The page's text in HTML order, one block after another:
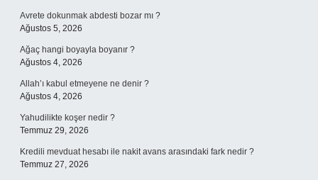
Avrete dokunmak abdesti bozar mı ?
Ağustos 5, 2026
Ağaç hangi boyayla boyanır ?
Ağustos 4, 2026
Allah’ı kabul etmeyene ne denir ?
Ağustos 4, 2026
Yahudilikte koşer nedir ?
Temmuz 29, 2026
Kredili mevduat hesabı ile nakit avans arasındaki fark nedir ?
Temmuz 27, 2026